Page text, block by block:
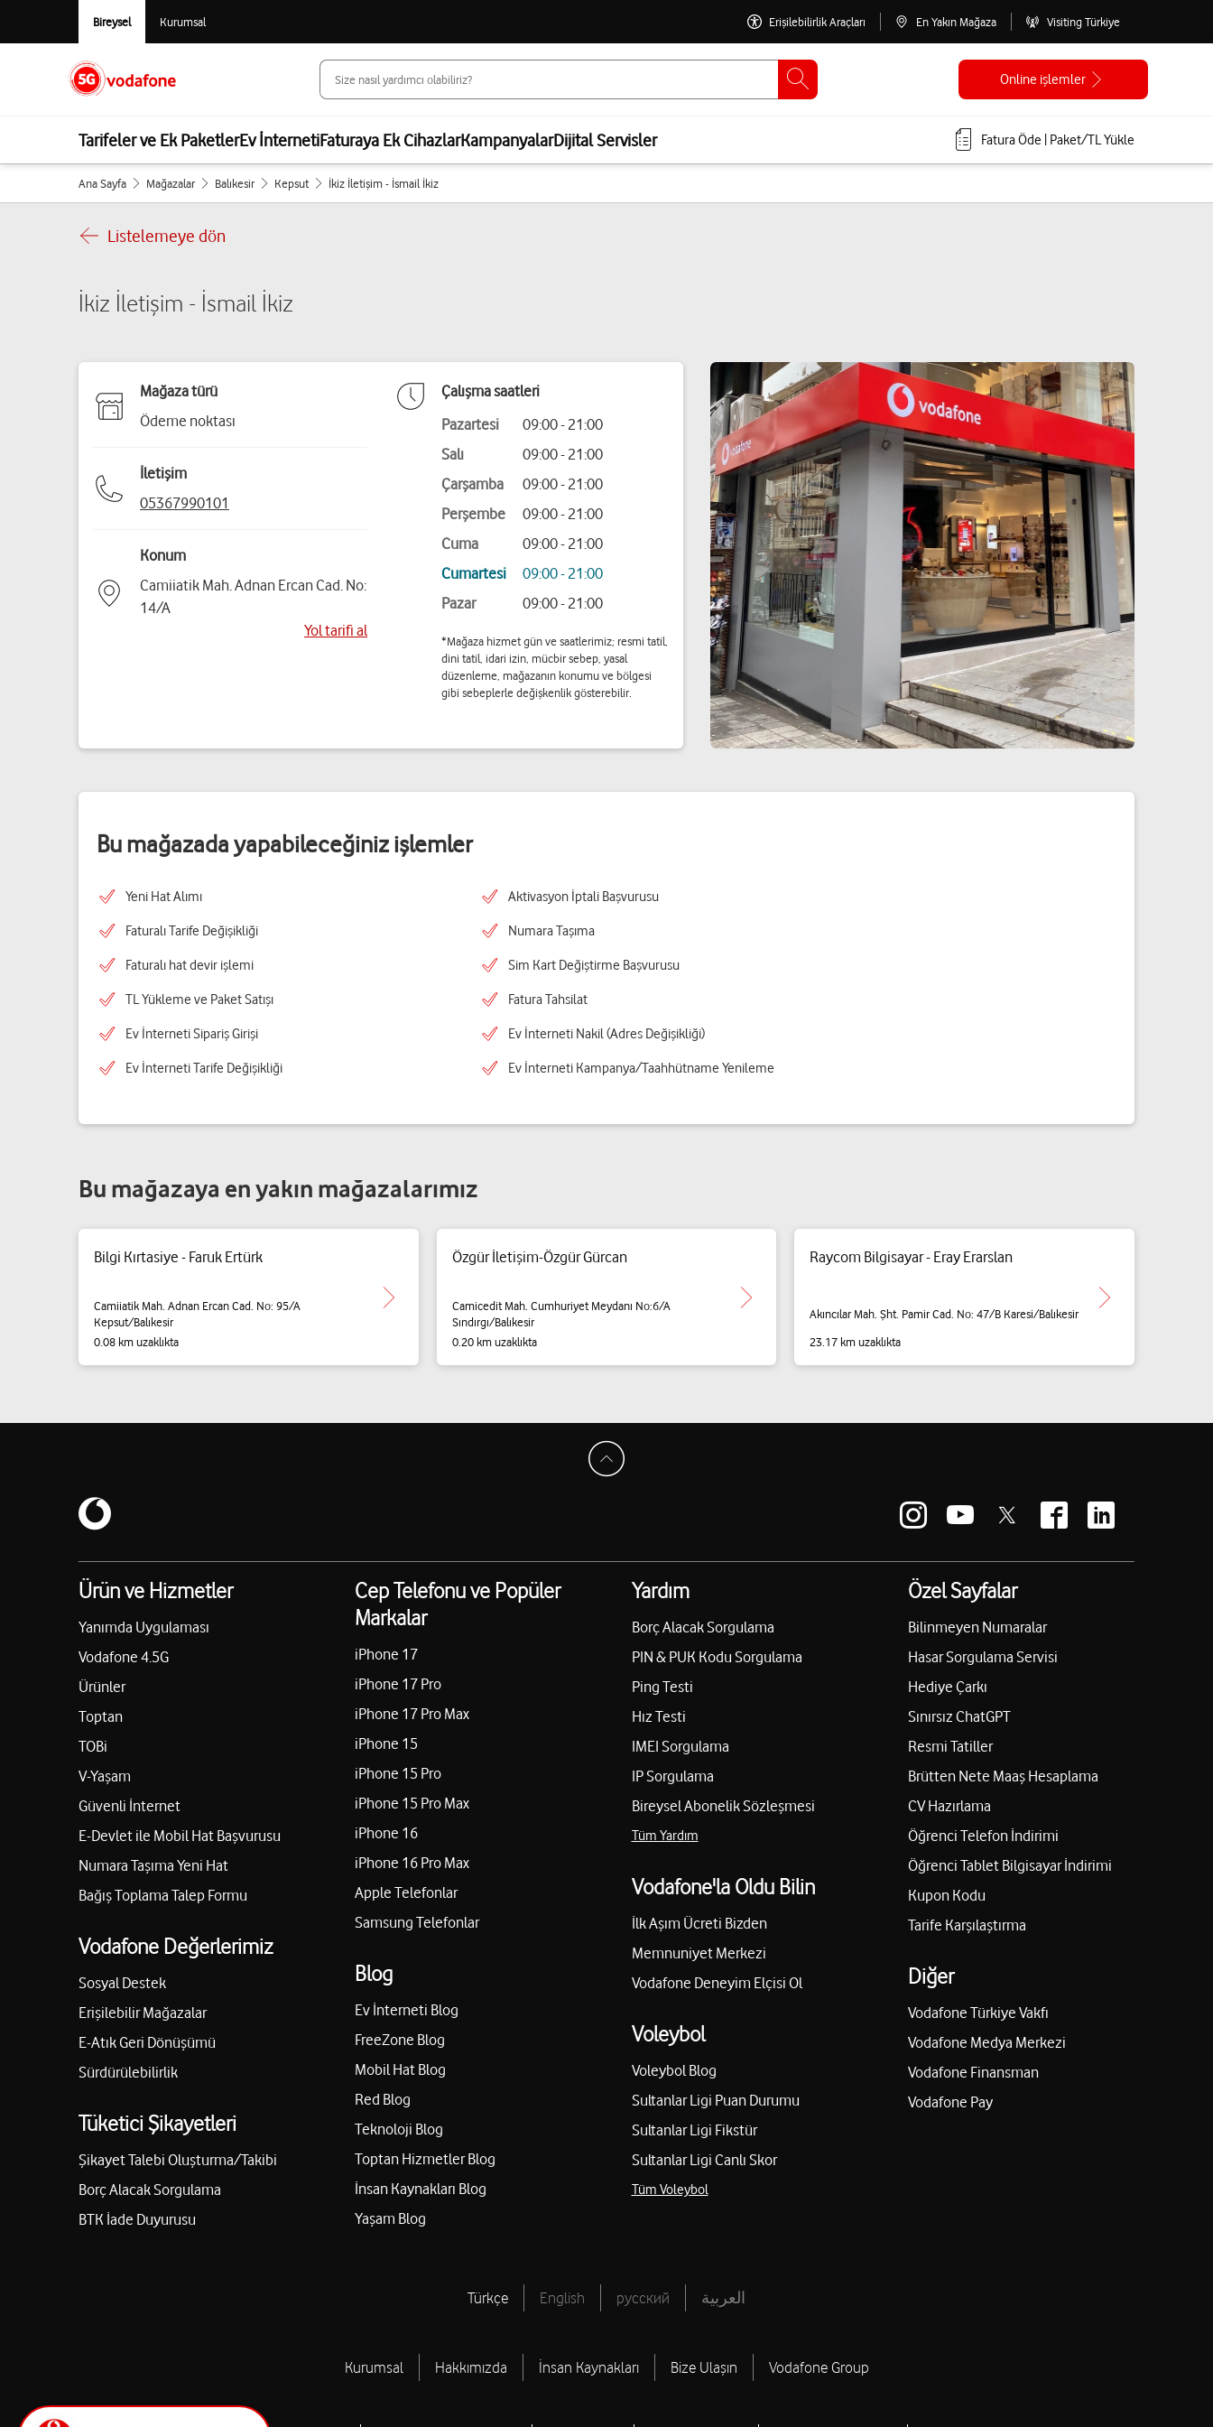
Bireysel Kurumsal Erişilebilirlik Araçları En Yakın Mağaza Visiting Türkiye
Online işlemler
Tarifeler ve Ek PaketlerEv İnternetiFaturaya Ek CihazlarKampanyalarDijital Servisler Fatura Öde | Paket/TL Yükle
Ana Sayfa Mağazalar Balıkesir Kepsut İkiz İletişim - İsmail İkiz
Listelemeye dön
İkiz İletişim - İsmail İkiz
Mağaza türü
Ödeme noktası
İletişim
05367990101
Konum
Camiiatik Mah. Adnan Ercan Cad. No:
14/A
Yol tarifi al
Çalışma saatleri
Pazartesi
09:00 - 21:00
Salı
09:00 - 21:00
Çarşamba
09:00 - 21:00
Perşembe
09:00 - 21:00
Cuma
09:00 - 21:00
Cumartesi
09:00 - 21:00
Pazar
09:00 - 21:00
*Mağaza hizmet gün ve saatlerimiz; resmi tatil,
dini tatil, idari izin, mücbir sebep, yasal
düzenleme, mağazanın konumu ve bölgesi
gibi sebeplerle değişkenlik gösterebilir.
Bu mağazada yapabileceğiniz işlemler
Yeni Hat Alımı Aktivasyon İptali Başvurusu
Faturalı Tarife Değişikliği Numara Taşıma
Faturalı hat devir işlemi Sim Kart Değiştirme Başvurusu
TL Yükleme ve Paket Satışı Fatura Tahsilat
Ev İnterneti Sipariş Girişi Ev İnterneti Nakil (Adres Değişikliği)
Ev İnterneti Tarife Değişikliği Ev İnterneti Kampanya/Taahhütname Yenileme
Bu mağazaya en yakın mağazalarımız
Bilgi Kırtasiye - Faruk Ertürk
Camiiatik Mah. Adnan Ercan Cad. No: 95/A
Kepsut/Balıkesir
0.08 km uzaklıkta
Özgür İletişim-Özgür Gürcan
Camicedit Mah. Cumhuriyet Meydanı No:6/A
Sındırgı/Balıkesir
0.20 km uzaklıkta
Raycom Bilgisayar - Eray Erarslan
Akıncılar Mah. Şht. Pamir Cad. No: 47/B Karesi/Balıkesir
23.17 km uzaklıkta
Ürün ve Hizmetler
Yanımda Uygulaması
Vodafone 4.5G
Ürünler
Toptan
TOBi
V-Yaşam
Güvenli İnternet
E-Devlet ile Mobil Hat Başvurusu
Numara Taşıma Yeni Hat
Bağış Toplama Talep Formu
Vodafone Değerlerimiz
Sosyal Destek
Erişilebilir Mağazalar
E-Atık Geri Dönüşümü
Sürdürülebilirlik
Tüketici Şikayetleri
Şikayet Talebi Oluşturma/Takibi
Borç Alacak Sorgulama
BTK İade Duyurusu
Cep Telefonu ve Popüler
Markalar
iPhone 17
iPhone 17 Pro
iPhone 17 Pro Max
iPhone 15
iPhone 15 Pro
iPhone 15 Pro Max
iPhone 16
iPhone 16 Pro Max
Apple Telefonlar
Samsung Telefonlar
Blog
Ev İnterneti Blog
FreeZone Blog
Mobil Hat Blog
Red Blog
Teknoloji Blog
Toptan Hizmetler Blog
İnsan Kaynakları Blog
Yaşam Blog
Yardım
Borç Alacak Sorgulama
PIN & PUK Kodu Sorgulama
Ping Testi
Hız Testi
IMEI Sorgulama
IP Sorgulama
Bireysel Abonelik Sözleşmesi
Tüm Yardım
Vodafone'la Oldu Bilin
İlk Aşım Ücreti Bizden
Memnuniyet Merkezi
Vodafone Deneyim Elçisi Ol
Voleybol
Voleybol Blog
Sultanlar Ligi Puan Durumu
Sultanlar Ligi Fikstür
Sultanlar Ligi Canlı Skor
Tüm Voleybol
Özel Sayfalar
Bilinmeyen Numaralar
Hasar Sorgulama Servisi
Hediye Çarkı
Sınırsız ChatGPT
Resmi Tatiller
Brütten Nete Maaş Hesaplama
CV Hazırlama
Öğrenci Telefon İndirimi
Öğrenci Tablet Bilgisayar İndirimi
Kupon Kodu
Tarife Karşılaştırma
Diğer
Vodafone Türkiye Vakfı
Vodafone Medya Merkezi
Vodafone Finansman
Vodafone Pay
Türkçe English русский العربية
Kurumsal Hakkımızda İnsan Kaynakları Bize Ulaşın Vodafone Group